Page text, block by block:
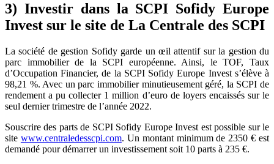
3) Investir dans la SCPI Sofidy Europe
Invest sur le site de La Centrale des SCPI
La société de gestion Sofidy garde un œil attentif sur la gestion du
parc immobilier de la SCPI européenne. Ainsi, le TOF, Taux
d’Occupation Financier, de la SCPI Sofidy Europe Invest s’élève à
98,21 %. Avec un parc immobilier minutieusement géré, la SCPI de
rendement a pu collecter 1 million d’euro de loyers encaissés sur le
seul dernier trimestre de l’année 2022.
Souscrire des parts de SCPI Sofidy Europe Invest est possible sur le
site www.centraledesscpi.com. Un montant minimum de 2350 € est
demandé pour démarrer un investissement soit 10 parts à 235 €.